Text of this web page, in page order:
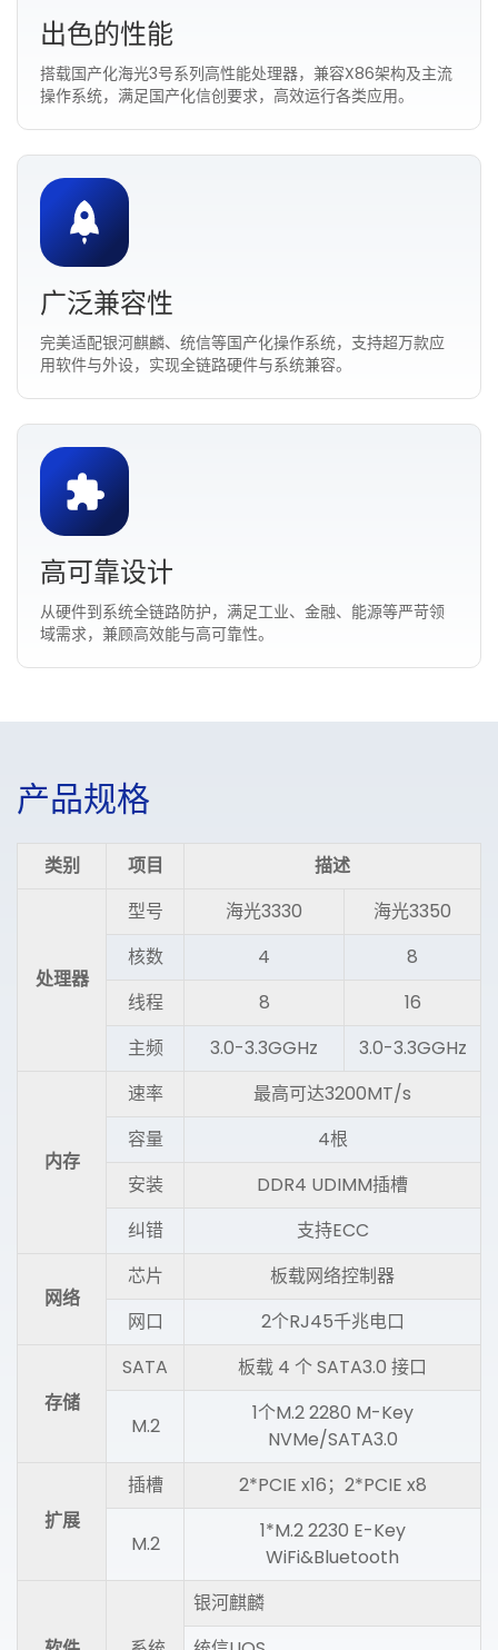
出色的性能
搭载国产化海光3号系列高性能处理器，兼容X86架构及主流
操作系统，满足国产化信创要求，高效运行各类应用。
广泛兼容性
完美适配银河麒麟、统信等国产化操作系统，支持超万款应
用软件与外设，实现全链路硬件与系统兼容。
高可靠设计
从硬件到系统全链路防护，满足工业、金融、能源等严苛领
域需求，兼顾高效能与高可靠性。
产品规格
类别 项目 描述
处理器
型号 海光3330
海光3350
核数
4
8
线程
8
16
主频
3.0-3.3GGHz 3.0-3.3GGHz
内存
速率
最高可达3200MT/s
容量
4根
安装
DDR4 UDIMM插槽
纠错
支持ECC
网络
芯片
板载网络控制器
网口
2个RJ45千兆电口
存储
SATA 板载 4 个 SATA3.0 接口
M.2
1个M.2 2280 M-Key
NVMe/SATA3.0
扩展
插槽 2*PCIE x16；2*PCIE x8
M.2
1*M.2 2230 E-Key
WiFi&Bluetooth
银河麒麟